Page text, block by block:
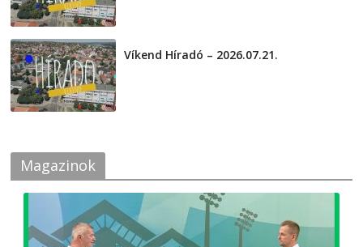
Víkend Híradó – 2026.07.21.
Magazinok